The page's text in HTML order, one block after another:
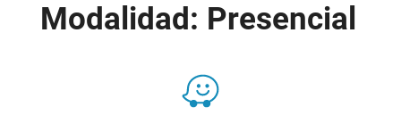
Modalidad: Presencial